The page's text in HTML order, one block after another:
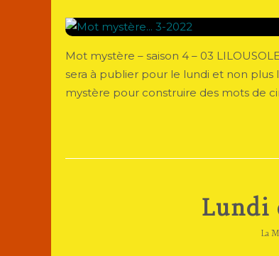
Mot mystère – saison 4 – 03
sera à publier pour le lundi et non plus
mystère pour construire des mots de
Lundi
La